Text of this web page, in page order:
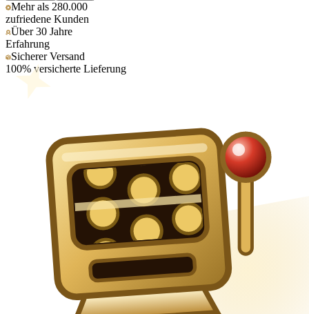
Mehr als 280.000
zufriedene Kunden
Über 30 Jahre
Erfahrung
Sicherer Versand
100% versicherte Lieferung